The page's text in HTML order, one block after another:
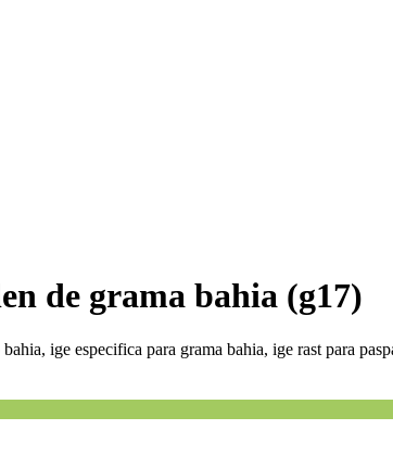
de grama bahia (g17)
ige especifica para grama bahia, ige rast para